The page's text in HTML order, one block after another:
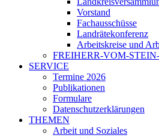
Vorstand
Fachausschüsse
Landrätekonferenz
Arbeitskreise und
FREIHERR-VOM-
SERVICE
Termine 2026
Publikationen
Formulare
Datenschutzerklärungen
THEMEN
Arbeit und Soziales